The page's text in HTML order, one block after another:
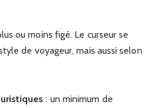
ou moins figé. Le curseur se
de voyageur, mais aussi selon
: un minimum de